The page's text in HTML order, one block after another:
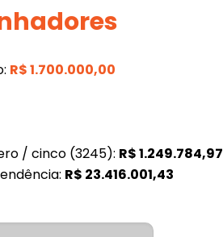
R$1.700.000,00
/ cinco (3245): R$1.249.784,97
R$ 23.416.001,43